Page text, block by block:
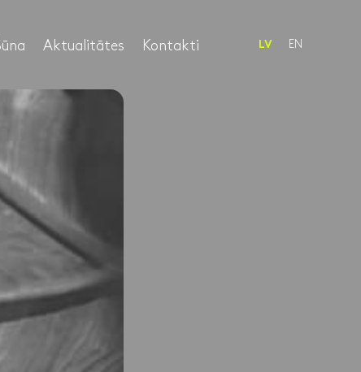
Aktualitātes Kontakti LV EN